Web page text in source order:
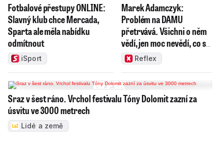
Fotbalové přestupy ONLINE:
Slavný klub chce Mercada,
Sparta ale měla nabídku
odmítnout
iSport
Marek Adamczyk:
Problém na DAMU
přetrvává. Všichni o něm
vědí, jen moc nevědí, co s
nímReflex
Sraz v šest ráno. Vrchol festivalu Tóny Dolomit zazní za
úsvitu ve 3000 metrech
Lidé a země